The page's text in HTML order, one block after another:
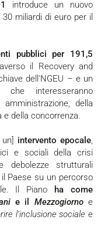
introduce un nuovo
miliardi di euro per il
il Recovery and
dell'NGEU – e un
interesseranno
della
e della concorrenza.
intervento epocale,
e sociali della crisi
debolezze strutturali
Paese su un percorso
Il Piano
ha come
e il Mezzogiornoe
l’inclusione sociale e